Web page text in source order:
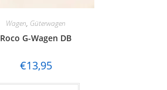
Wagen, Güterwagen
Roco G-Wagen DB
€13,95